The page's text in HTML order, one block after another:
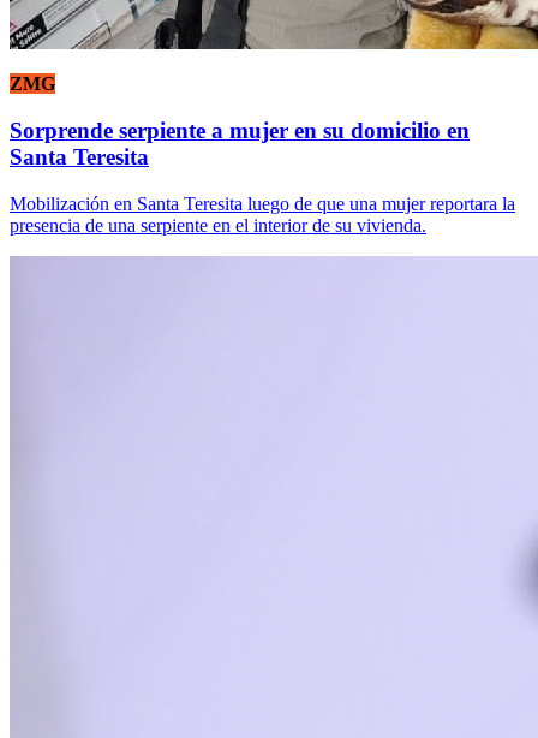
ZMG
Sorprende serpiente a mujer en su domicilio en
Santa Teresita
Mobilización en Santa Teresita luego de que una mujer reportara la
presencia de una serpiente en el interior de su vivienda.